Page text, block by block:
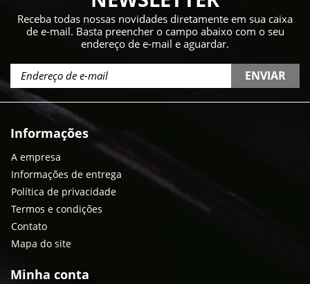
Receba todas nossas novidades diretamente em sua caixa
de e-mail. Basta preencher o campo abaixo com o seu
endereço de e-mail e aguardar.
ENVIAR
Informações
A empresa
Informações de entrega
Política de privacidade
Termos e condições
Contato
Mapa do site
Minha conta